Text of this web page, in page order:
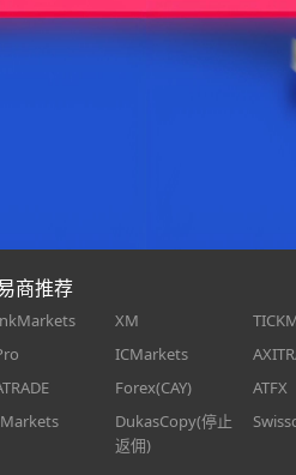
商推荐
XM
ICMarkets
Forex(CAY) ATFX
DukasCopy(停止
返佣)